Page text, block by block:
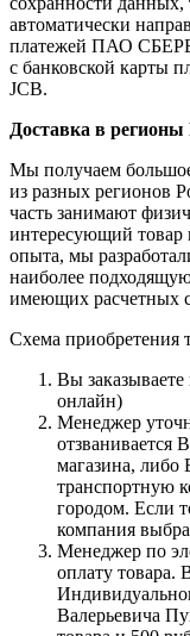
автоматически
платежей ПАО
с банковской карты
JCB.
Доставка в регионы
Мы получаем
из разных регионов
часть занимают
интересующий товар
опыта, мы
наиболее
имеющих расчетных
Схема приобретения
Вы
онлайн)
Менеджер
отзванивается
магазина,
транспортную
городом. Если
компания
Менеджер по
оплату товара.
Валерьевича